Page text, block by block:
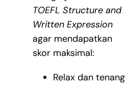
TOEFL Structure and
Written Expression
agar mendapatkan
skor maksimal:
Relax dan tenang